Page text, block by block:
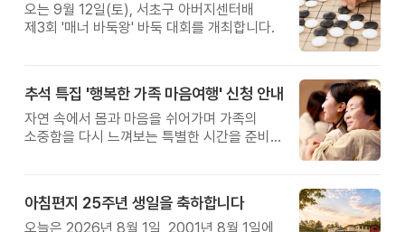
오는 9월 12일(토), 서초구 아버지센터배
제3회 '매너 바둑왕' 바둑 대회를 개최합니다.
추석 특집 '행복한 가족 마음여행' 신청 안내
자연 속에서 몸과 마음을 쉬어가며 가족의
소중함을 다시 느껴보는 특별한 시간을 준비해
아침편지 25주년 생일을 축하합니다
오늘은 2026년 8월 1일, 2001년 8월 1일에